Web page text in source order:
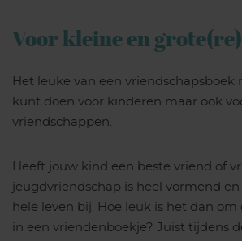
Voor kleine en
Het leuke van een vriendschapsboek
kunt doen voor kinderen maar ook
vriendschappen.
Heeft jouw kind een beste vriend of
jeugdvriendschap is heel vormend
hele leven bij. Hoe leuk is het dan
in een vriendenboekje? Juist tijdens